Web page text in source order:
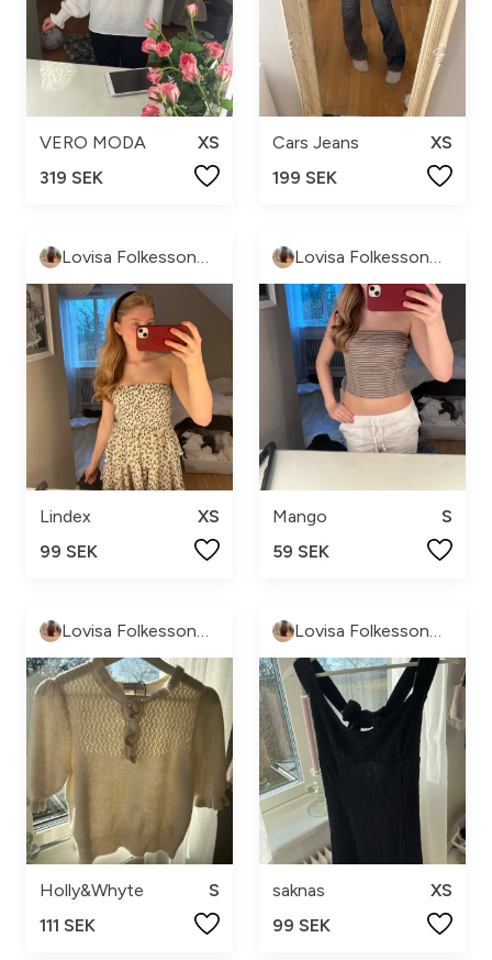
VERO MODA
XS
319 SEK
Cars Jeans
XS
199 SEK
Lindex
XS
99 SEK
Mango
S
59 SEK
Holly&Whyte
S
111 SEK
saknas
XS
99 SEK